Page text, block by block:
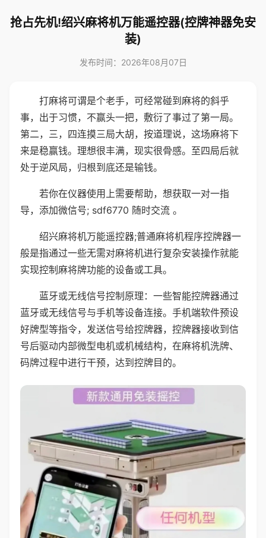
抢占先机!绍兴麻将机万能遥控器(控牌神器免安
装)
发布时间：2026年08月07日
打麻将可谓是个老手，可经常碰到麻将的斜乎
事，出于习惯，不赢头一把，敷衍了事过了第一局。
第二，三，四连摸三局大胡，按道理说，这场麻将下
来是稳赢钱。理想很丰满，现实很骨感。至四局后就
处于逆风局，归根到底还是输钱。
若你在仪器使用上需要帮助，想获取一对一指
导，添加微信号; sdf6770 随时交流 。
绍兴麻将机万能遥控器;普通麻将机程序控牌器一
般是指通过一些无需对麻将机进行复杂安装操作就能
实现控制麻将牌功能的设备或工具。
蓝牙或无线信号控制原理：一些智能控牌器通过
蓝牙或无线信号与手机等设备连接。手机端软件预设
好牌型等指令，发送信号给控牌器，控牌器接收到信
号后驱动内部微型电机或机械结构，在麻将机洗牌、
码牌过程中进行干预，达到控牌目的。